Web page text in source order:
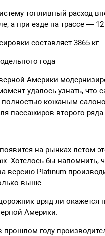
топливный расход
а при езде на трассе —
составляет 3865 кг.
года
Америки
удалось узнать,
кожаным
пассажиров второго
на рынках летом
Хотелось бы напомнить,
версию Platinum
выше.
вряд ли окажется
Америки.
прошлом году